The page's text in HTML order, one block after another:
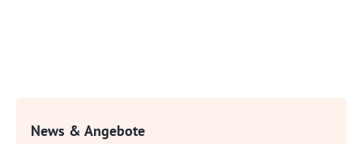
News & Angebote